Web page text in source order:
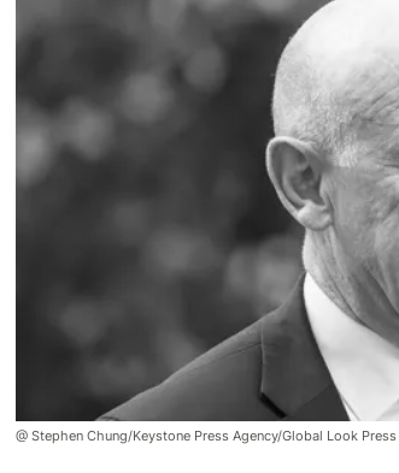
@ Stephen Chung/Keystone Press Agency/Global Look Press